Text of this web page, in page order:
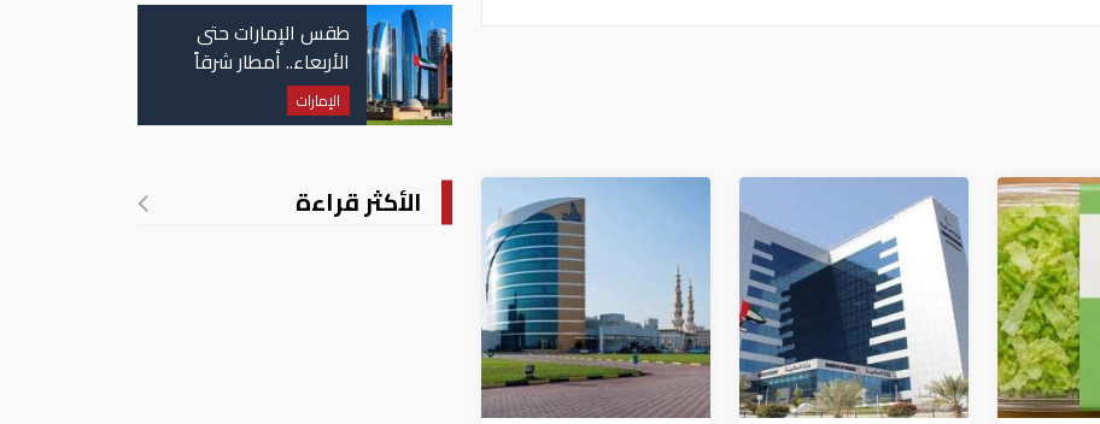
طقس الإمارات حتى
الأربعاء.. أمطار شرقاً
وجنوباً وانخفاض
تدريجي للحرارة
الإمارات
الأكثر قراءة